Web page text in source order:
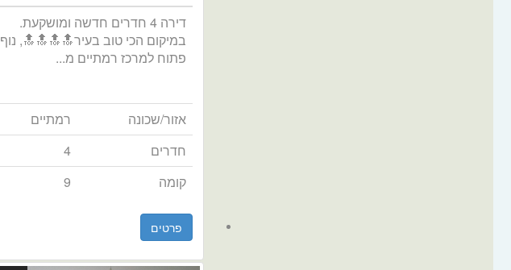
דירה 4 חדרים חדשה ומושקעת.
במיקום הכי טוב בעיר🔝🔝🔝🔝, נוף
פתוח למרכז רמתיים מ...
אזור/שכונה
רמתיים
חדרים
4
קומה
9
פרטים